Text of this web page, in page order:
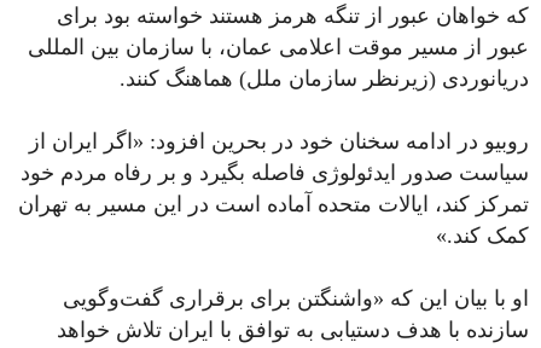
که خواهان عبور از تنگه هرمز هستند خواسته بود برای
عبور از مسیر موقت اعلامی عمان، با سازمان بین المللی
دریانوردی (زیرنظر سازمان ملل) هماهنگ کنند.
روبیو در ادامه سخنان خود در بحرین افزود: «اگر ایران از
سیاست صدور ایدئولوژی فاصله بگیرد و بر رفاه مردم خود
تمرکز کند، ایالات متحده آماده است در این مسیر به تهران
کمک کند.»
او با بیان این که «واشنگتن برای برقراری گفت‌وگویی
سازنده با هدف دستیابی به توافق با ایران تلاش خواهد